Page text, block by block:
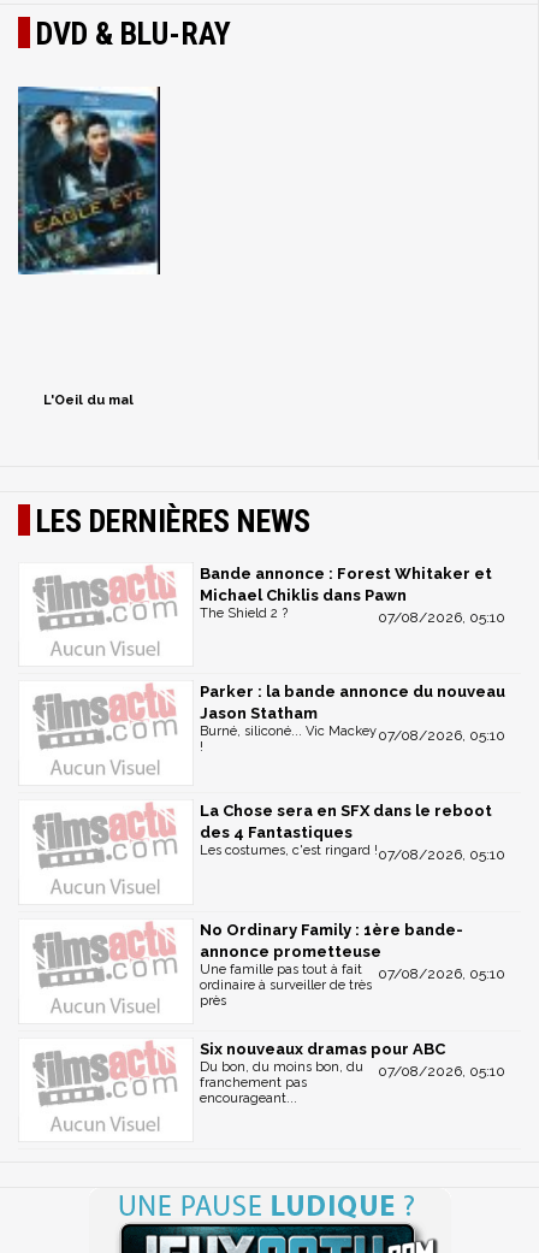
DVD & BLU-RAY
L'Oeil du mal
LES DERNIÈRES NEWS
Bande annonce : Forest Whitaker et
Michael Chiklis dans Pawn
07/08/2026, 05:10
The Shield 2 ?
Parker : la bande annonce du nouveau
Jason Statham
07/08/2026, 05:10
Burné, siliconé... Vic Mackey
!
La Chose sera en SFX dans le reboot
des 4 Fantastiques
07/08/2026, 05:10
Les costumes, c'est ringard !
No Ordinary Family : 1ère bande-
annonce prometteuse
07/08/2026, 05:10
Une famille pas tout à fait
ordinaire à surveiller de très
près
Six nouveaux dramas pour ABC
07/08/2026, 05:10
Du bon, du moins bon, du
franchement pas
encourageant...